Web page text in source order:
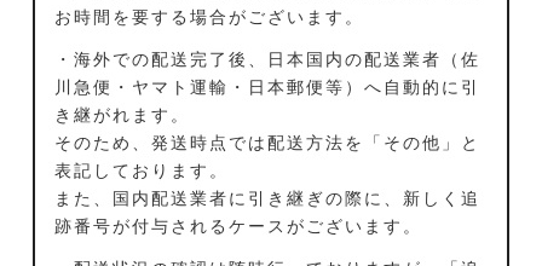
お時間を要する場合がございます。
・海外での配送完了後、日本国内の配送業者（佐
川急便・ヤマト運輸・日本郵便等）へ自動的に引
き継がれます。
そのため、発送時点では配送方法を「その他」と
表記しております。
また、国内配送業者に引き継ぎの際に、新しく追
跡番号が付与されるケースがございます。